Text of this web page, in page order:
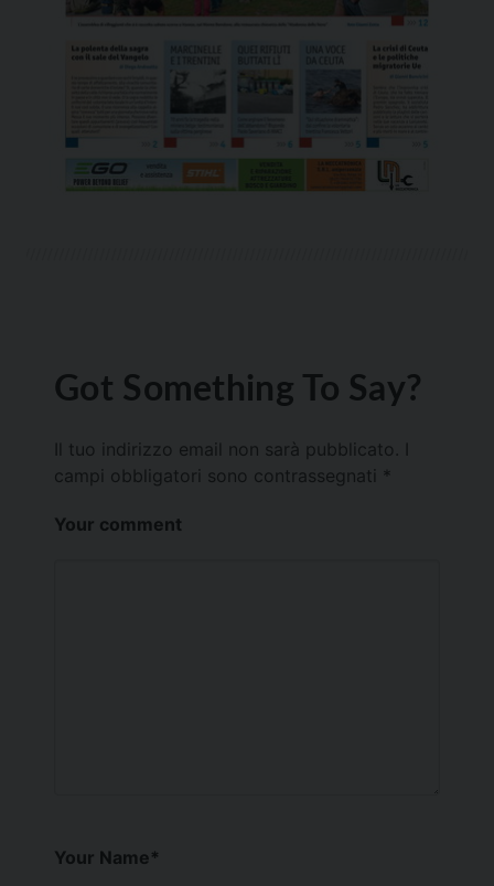
Got Something To Say?
Il tuo indirizzo email non sarà pubblicato.
campi obbligatori sono contrassegnati *
Your comment
Your Name*